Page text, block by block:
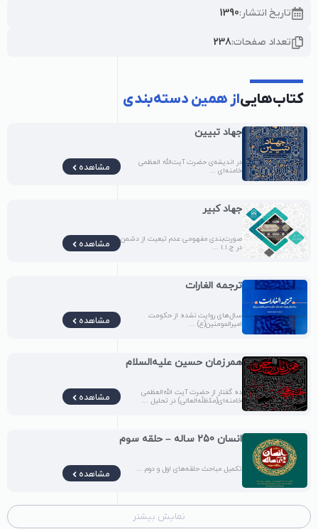
تاریخ انتشار:1390
تعداد صفحات:238
کتاب‌هاییاز همین دسته‌بندی
جهاد تبیین
در اندیشه‌ی حضرت آیت‌الله العظمی
خامنه‌ای ...
مشاهده
جهاد کبیر
صورت‌بندی مفهومی عدم تبعیت از دشمن
در ج.ا.ا ...
مشاهده
ترجمه الغارات
سال‌های روایت‌ نشده از حکومت
امیرالمومنین(ع) ...
مشاهده
همرزمان حسین علیه‌السلام
ده گفتار از حضرت آیت الله‌العظمی
خامنه‌ای(مدّظلّه‌العالی) در تحلیل ...
مشاهده
انسان 250 ساله – حلقه سوم
تکمیل مباحث حلقه‌های اول و دوم ... مشاهده
نمایش بیشتر